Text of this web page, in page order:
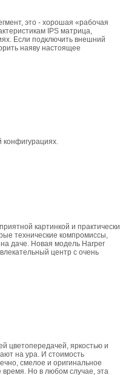
это - хорошая «рабочая
IPS матрица,
Если подключить внешний
наяву настоящее
конфигурациях.
картинкой и практически
технические компромиссы,
даче. Новая модель Harper
центр с очень
цветопередачей, яркостью и
на ура. И стоимость
смелое и оригинальное
Но в любом случае, эта